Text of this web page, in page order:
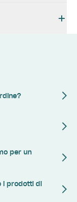
per un
i prodotti di